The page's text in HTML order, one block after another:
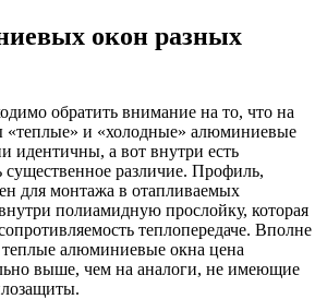
окон разных
обратить внимание на то, что на
«теплые» и «холодные» алюминиевые
идентичны, а вот внутри есть
различие. Профиль,
для монтажа в отапливаемых
полиамидную прослойку, которая
теплопередаче. Вполне
теплые алюминиевые окна цена
выше, чем на аналоги, не имеющие